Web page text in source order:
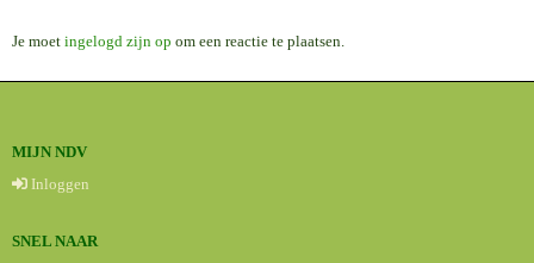
Je moet ingelogd zijn op om een reactie te plaatsen.
MIJN NDV
Inloggen
SNEL NAAR